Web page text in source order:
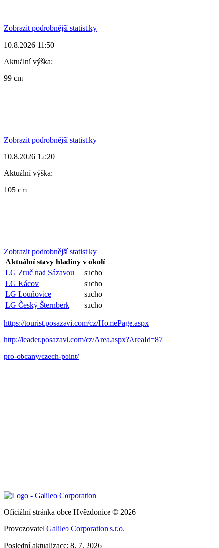
Zobrazit podrobnější statistiky
10.8.2026 11:50
Aktuální výška:
99 cm
Zobrazit podrobnější statistiky
10.8.2026 12:20
Aktuální výška:
105 cm
Zobrazit podrobnější statistiky
Aktuální stavy hladiny v okolí
LG Zruč nad Sázavou
sucho
LG Kácov
sucho
LG Louňovice
sucho
LG Český Šternberk
sucho
https://tourist.posazavi.com/cz/HomePage.aspx
http://leader.posazavi.com/cz/Area.aspx?AreaId=87
pro-obcany/czech-point/
Oficiální stránka obce Hvězdonice © 2026
Provozovatel Galileo Corporation s.r.o.
Poslední aktualizace: 8. 7. 2026